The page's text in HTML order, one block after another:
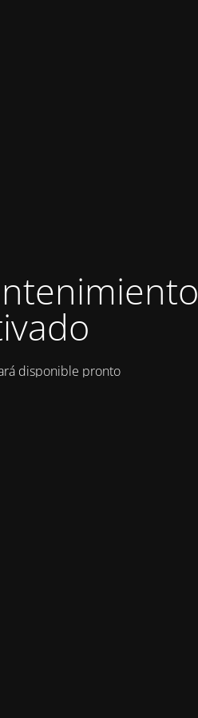
disponible pronto